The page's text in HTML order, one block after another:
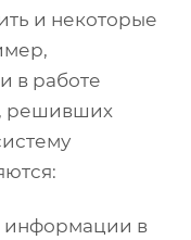
и некоторые
в работе
решивших
информации в